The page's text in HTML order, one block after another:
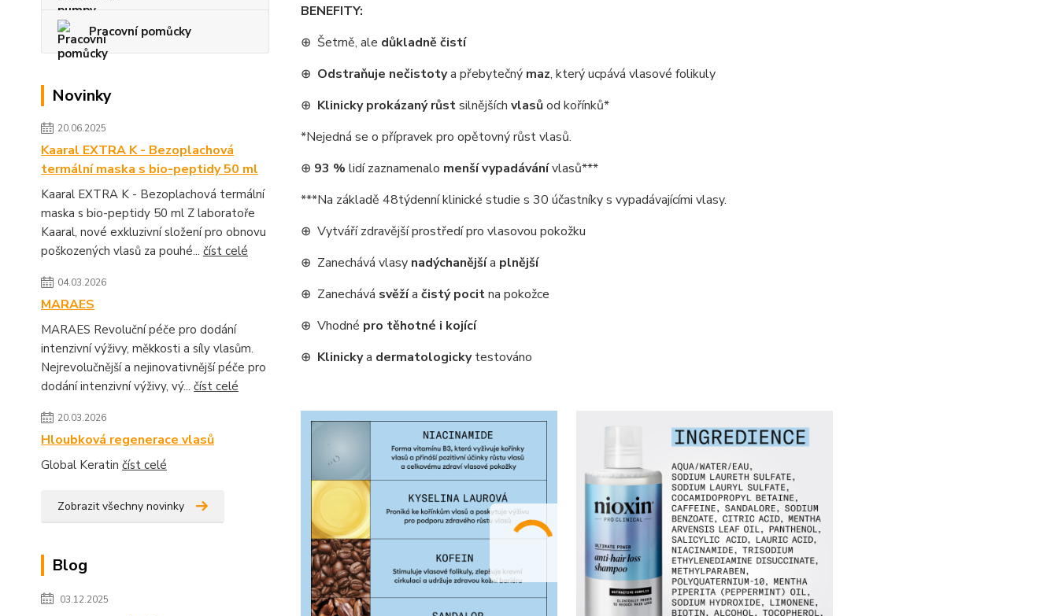
Pracovní pomůcky
Novinky
20.06.2025
Kaaral EXTRA K - Bezoplachová
termální maska s bio-peptidy 50 ml
Kaaral EXTRA K - Bezoplachová termální
maska s bio-peptidy 50 ml Z laboratoře
Kaaral, nové exkluzivní složení pro obnovu
poškozených vlasů za pouhé... číst celé
04.03.2026
MARAES
MARAES Revoluční péče pro dodání
intenzivní výživy, měkkosti a síly vlasům.
Nejrevolučnější a nejinovativnější péče pro
dodání intenzivní výživy, vý... číst celé
20.03.2026
Hloubková regenerace vlasů
Global Keratin číst celé
Zobrazit všechny novinky
Blog
03.12.2025
BENEFITY:
⊕ Šetrně, ale důkladně čistí
⊕ Odstraňuje nečistotya přebytečný maz, který ucpává vlasové folikuly
⊕ Klinicky prokázaný růstsilnějších vlasůod kořínků*
*Nejedná se o přípravek pro opětovný růst vlasů.
⊕ 93 % lidí zaznamenalo menší vypadávánívlasů***
***Na základě 48týdenní klinické studie s 30 účastníky s vypadávajícími vlasy.
⊕ Vytváří zdravější prostředí pro vlasovou pokožku
⊕ Zanechává vlasy nadýchanějšía plnější
⊕ Zanechává svěžía čistý pocitna pokožce
⊕ Vhodné pro těhotné i kojící
⊕ Klinickya dermatologickytestováno